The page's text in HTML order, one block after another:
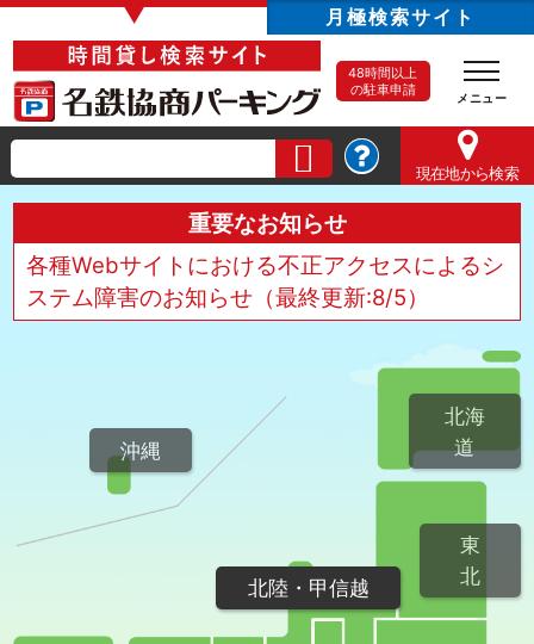
▼ 月極検索サイト
48時間以上
の駐車申請
現在地から検索
重要なお知らせ
各種Webサイトにおける不正アクセスによるシ
ステム障害のお知らせ（最終更新:8/5）
北海
道
東
北
北陸・甲信越
沖縄